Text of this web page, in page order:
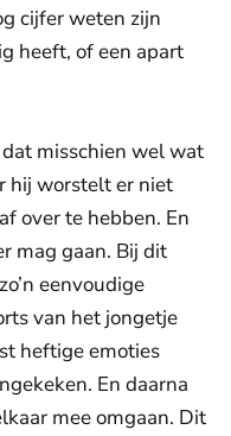
cijfer weten zijn
heeft, of een apart
misschien wel wat
hij worstelt er niet
over te hebben. En
mag gaan. Bij dit
eenvoudige
van het jongetje
heftige emoties
En daarna
mee omgaan. Dit